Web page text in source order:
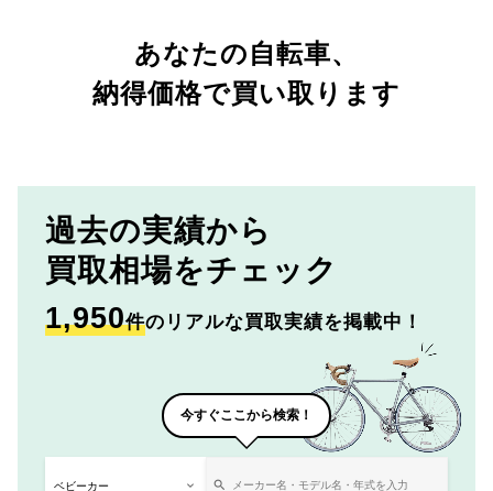
あなたの自転車、
納得価格で買い取ります
過去の実績から
買取相場をチェック
1,950件のリアルな買取実績を掲載中！
今すぐここから検索！